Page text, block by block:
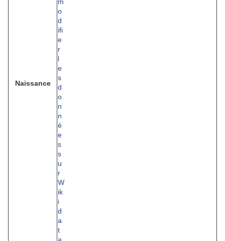
Naissance